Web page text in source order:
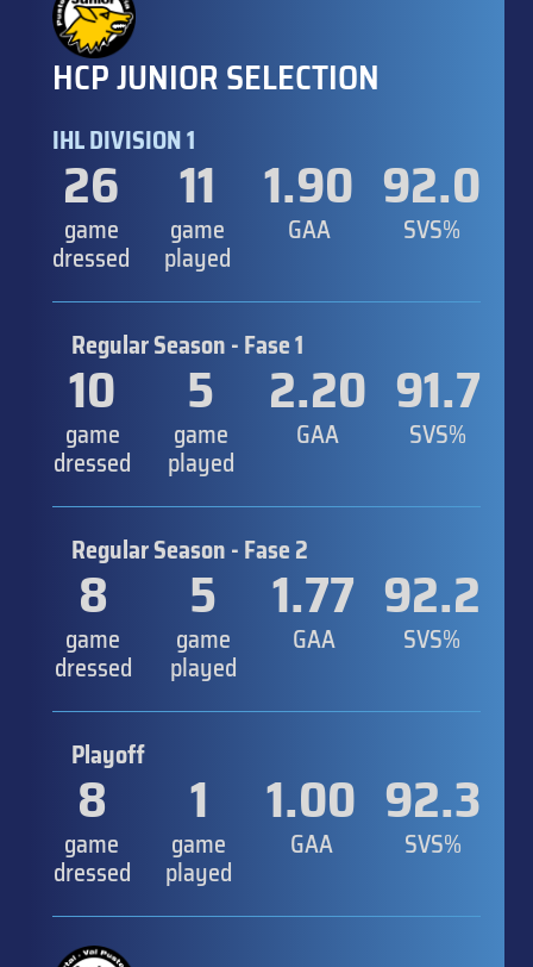
HCP JUNIOR SELECTION
IHL DIVISION 1
26
game
dressed
11
game
played
1.90
GAA
92.0
SVS%
Regular Season - Fase 1
10
game
dressed
5
game
played
2.20
GAA
91.7
SVS%
Regular Season - Fase 2
8
game
dressed
5
game
played
1.77
GAA
92.2
SVS%
Playoff
8
game
dressed
1
game
played
1.00
GAA
92.3
SVS%